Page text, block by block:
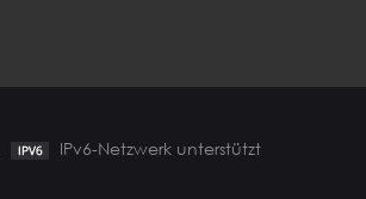
IPv6-Netzwerk unterstützt